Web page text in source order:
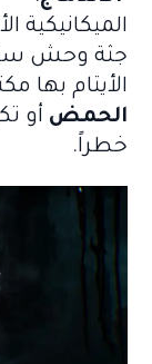
الميكانيكية
جثة وحش
الأيتام بها
الحمض أو
خطراً.